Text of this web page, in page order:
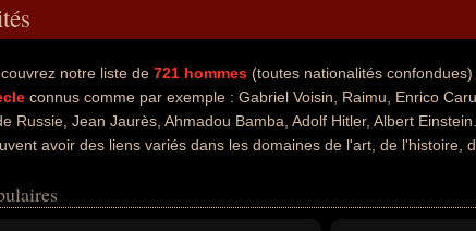
notre liste de 721 hommes (toutes nationalités confondues)
connus comme par exemple : Gabriel Voisin, Raimu, Enrico
Russie, Jean Jaurès, Ahmadou Bamba, Adolf Hitler, Albert
avoir des liens variés dans les domaines de l'art, de l'histoire,
artiste, dessinateur, acteur, chanteur, chanteur classique,